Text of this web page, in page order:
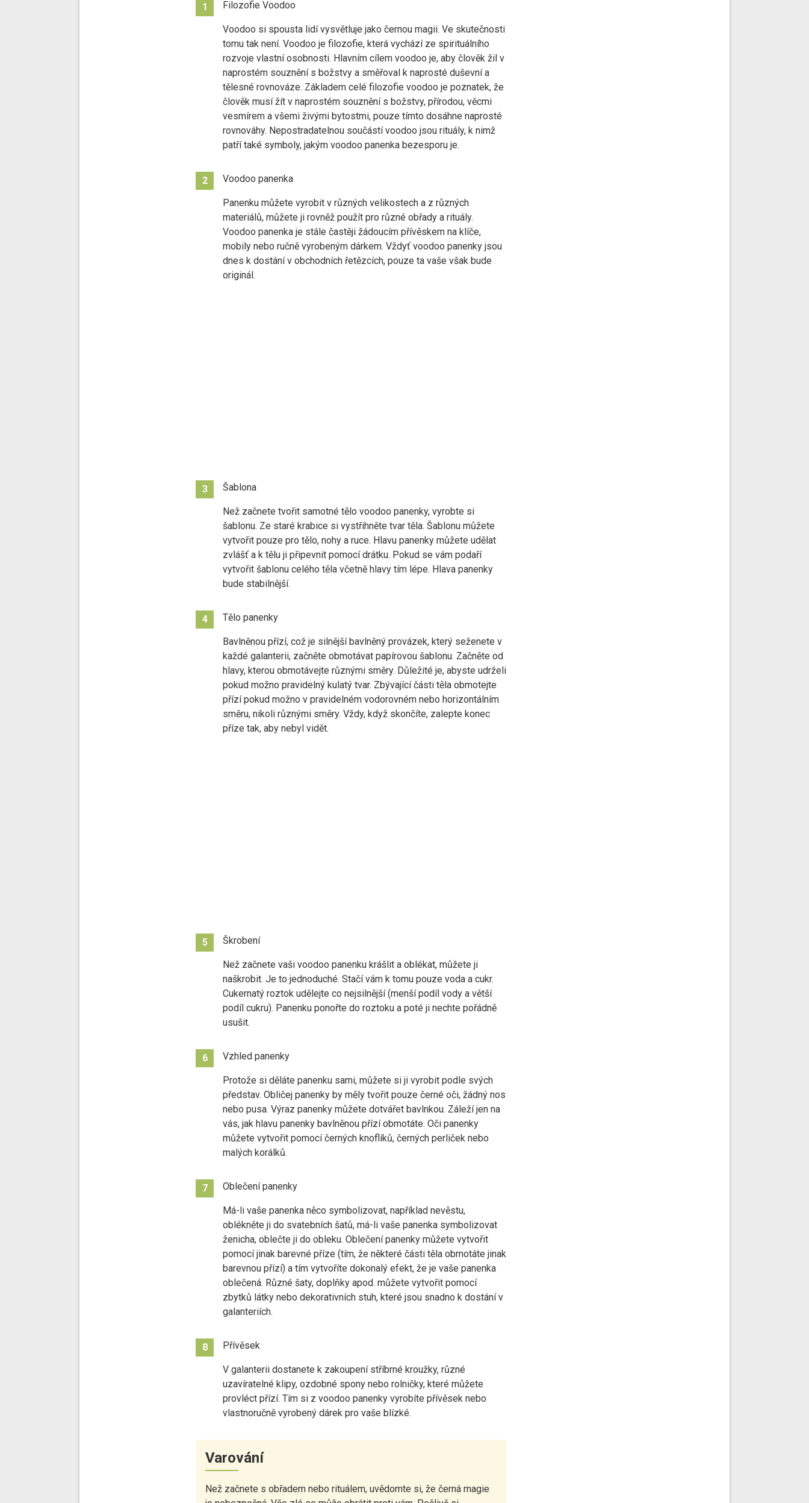
1 Filozofie Voodoo
Voodoo si spousta lidí vysvětluje jako černou magii. Ve skutečnosti
tomu tak není. Voodoo je filozofie, která vychází ze spirituálního
rozvoje vlastní osobnosti. Hlavním cílem voodoo je, aby člověk žil v
naprostém souznění s božstvy a směřoval k naprosté duševní a
tělesné rovnováze. Základem celé filozofie voodoo je poznatek, že
člověk musí žít v naprostém souznění s božstvy, přírodou, věcmi
vesmírem a všemi živými bytostmi, pouze tímto dosáhne naprosté
rovnováhy. Nepostradatelnou součástí voodoo jsou rituály, k nimž
patří také symboly, jakým voodoo panenka bezesporu je.
2 Voodoo panenka
Panenku můžete vyrobit v různých velikostech a z různých
materiálů, můžete ji rovněž použít pro různé obřady a rituály.
Voodoo panenka je stále častěji žádoucím přívěskem na klíče,
mobily nebo ručně vyrobeným dárkem. Vždyť voodoo panenky jsou
dnes k dostání v obchodních řetězcích, pouze ta vaše však bude
originál.
3 Šablona
Než začnete tvořit samotné tělo voodoo panenky, vyrobte si
šablonu. Ze staré krabice si vystřihněte tvar těla. Šablonu můžete
vytvořit pouze pro tělo, nohy a ruce. Hlavu panenky můžete udělat
zvlášť a k tělu ji připevnit pomocí drátku. Pokud se vám podaří
vytvořit šablonu celého těla včetně hlavy tím lépe. Hlava panenky
bude stabilnější.
4 Tělo panenky
Bavlněnou přízí, což je silnější bavlněný provázek, který seženete v
každé galanterii, začněte obmotávat papírovou šablonu. Začněte od
hlavy, kterou obmotávejte různými směry. Důležité je, abyste udrželi
pokud možno pravidelný kulatý tvar. Zbývající části těla obmotejte
přízí pokud možno v pravidelném vodorovném nebo horizontálním
směru, nikoli různými směry. Vždy, když skončíte, zalepte konec
příze tak, aby nebyl vidět.
5 Škrobení
Než začnete vaši voodoo panenku krášlit a oblékat, můžete ji
naškrobit. Je to jednoduché. Stačí vám k tomu pouze voda a cukr.
Cukernatý roztok udělejte co nejsilnější (menší podíl vody a větší
podíl cukru). Panenku ponořte do roztoku a poté ji nechte pořádně
usušit.
6 Vzhled panenky
Protože si děláte panenku sami, můžete si ji vyrobit podle svých
představ. Obličej panenky by měly tvořit pouze černé oči, žádný nos
nebo pusa. Výraz panenky můžete dotvářet bavlnkou. Záleží jen na
vás, jak hlavu panenky bavlněnou přízí obmotáte. Oči panenky
můžete vytvořit pomocí černých knoflíků, černých perliček nebo
malých korálků.
7 Oblečení panenky
Má-li vaše panenka něco symbolizovat, například nevěstu,
oblékněte ji do svatebních šatů, má-li vaše panenka symbolizovat
ženicha, oblečte ji do obleku. Oblečení panenky můžete vytvořit
pomocí jinak barevné příze (tím, že některé části těla obmotáte jinak
barevnou přízí) a tím vytvoříte dokonalý efekt, že je vaše panenka
oblečená. Různé šaty, doplňky apod. můžete vytvořit pomocí
zbytků látky nebo dekorativních stuh, které jsou snadno k dostání v
galanteriích.
8 Přívěsek
V galanterii dostanete k zakoupení stříbrné kroužky, různé
uzavíratelné klipy, ozdobné spony nebo rolničky, které můžete
provléct přízí. Tím si z voodoo panenky vyrobíte přívěsek nebo
vlastnoručně vyrobený dárek pro vaše blízké.
Varování
Než začnete s obřadem nebo rituálem, uvědomte si, že černá magie